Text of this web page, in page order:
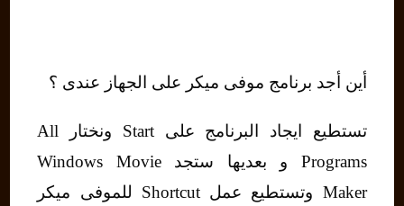
أين أجد برنامج موفى ميكر على الجهاز عندى ؟
تستطيع ايجاد البرنامج على Start ونختار All
Programs و بعديها ستجد Windows Movie
Maker وتستطيع عمل Shortcut للموفى ميكر